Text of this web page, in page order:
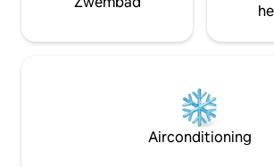
Airconditioning